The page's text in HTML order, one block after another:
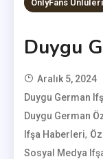
OnlyFans Ünlüleri
Duygu
Aralık 5, 2024
Duygu German
Duygu German
Ifşa Haberleri,
Sosyal Medya